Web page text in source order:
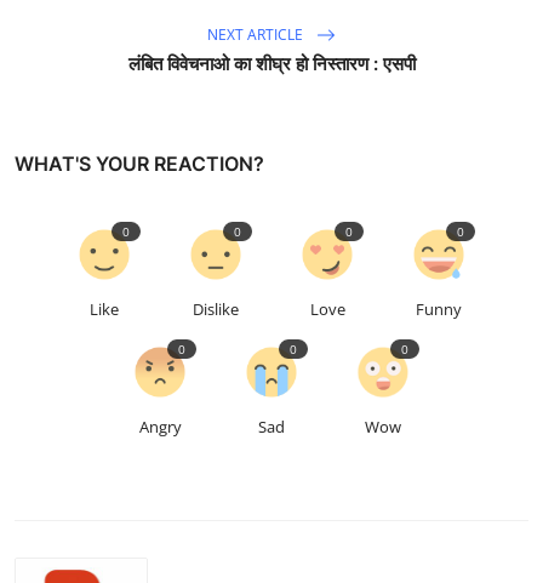
NEXT ARTICLE
लंबित विवेचनाओ का शीघ्र हो निस्तारण : एसपी
WHAT'S YOUR REACTION?
Like
0
Dislike
0
Love
0
Funny
0
Angry
0
Sad
0
Wow
0